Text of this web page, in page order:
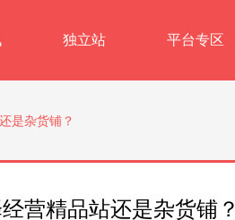
独立站 平台专区
是杂货铺？
营精品站还是杂货铺？